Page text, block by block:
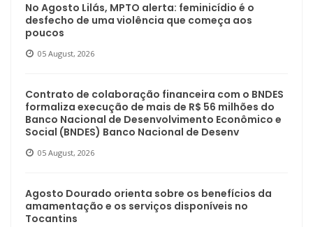
No Agosto Lilás, MPTO alerta: feminicídio é o
desfecho de uma violência que começa aos
poucos
05 August, 2026
Contrato de colaboração financeira com o BNDES
formaliza execução de mais de R$ 56 milhões do
Banco Nacional de Desenvolvimento Econômico e
Social (BNDES) Banco Nacional de Desenv
05 August, 2026
Agosto Dourado orienta sobre os benefícios da
amamentação e os serviços disponíveis no
Tocantins